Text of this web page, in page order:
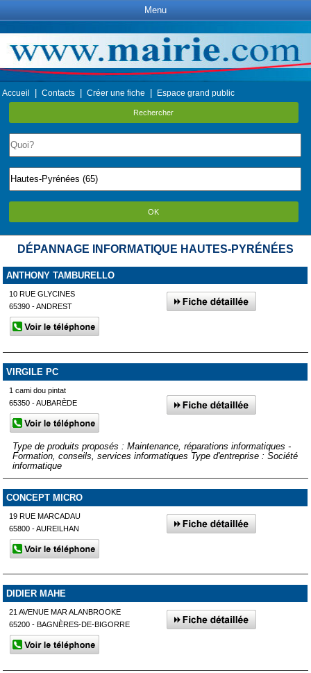
Menu
Accueil Contacts Créer une fiche Espace grand public
Rechercher
OK
DÉPANNAGE INFORMATIQUE HAUTES-PYRÉNÉES
ANTHONY TAMBURELLO
10 RUE GLYCINES
65390 - ANDREST
VIRGILE PC
1 cami dou pintat
65350 - AUBARÈDE
Type de produits proposés : Maintenance, réparations informatiques -
Formation, conseils, services informatiques Type d'entreprise : Société
informatique
CONCEPT MICRO
19 RUE MARCADAU
65800 - AUREILHAN
DIDIER MAHE
21 AVENUE MAR ALANBROOKE
65200 - BAGNÈRES-DE-BIGORRE